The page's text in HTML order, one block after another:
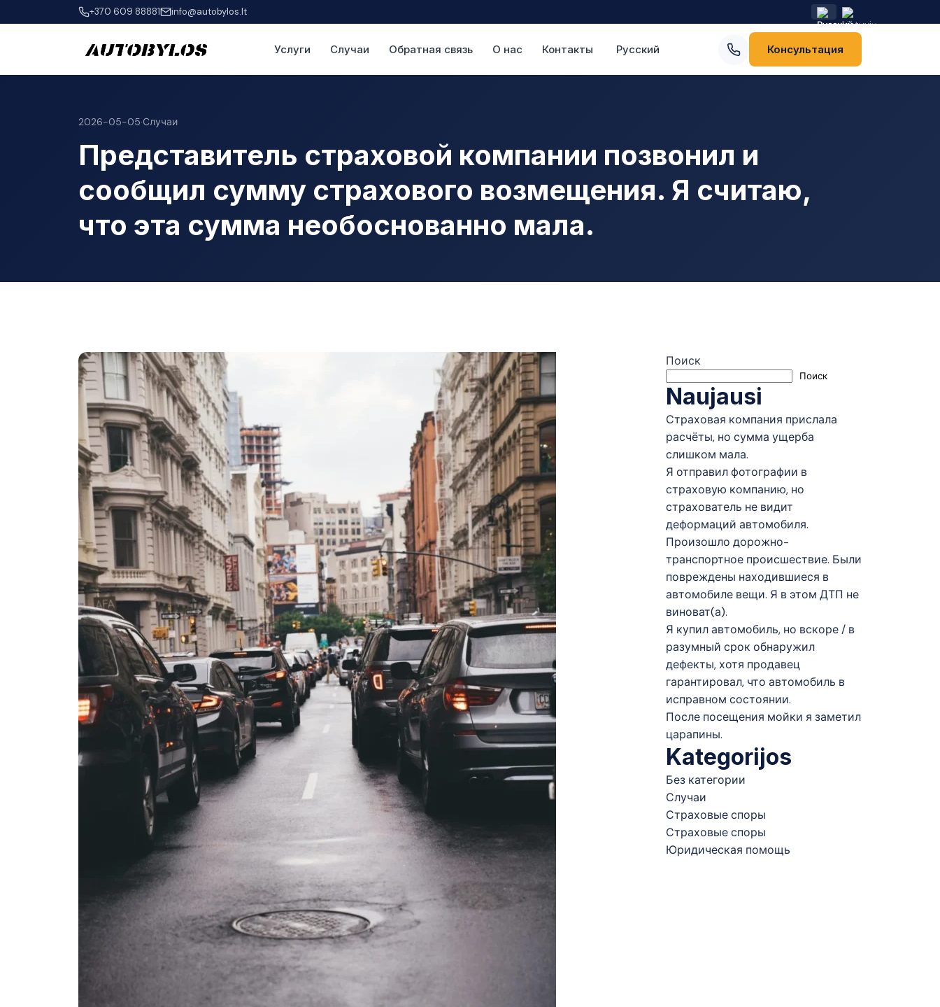
+370 609 88881 info@autobylos.lt
Услуги Случаи Обратная связь О нас Контакты Русский Консультация
2026-05-05·Случаи
Представитель страховой компании позвонил и
сообщил сумму страхового возмещения. Я считаю,
что эта сумма необоснованно мала.
Поиск
Поиск
Naujausi
Страховая компания прислала
расчёты, но сумма ущерба
слишком мала.
Я отправил фотографии в
страховую компанию, но
страхователь не видит
деформаций автомобиля.
Произошло дорожно-
транспортное происшествие. Были
повреждены находившиеся в
автомобиле вещи. Я в этом ДТП не
виноват(а).
Я купил автомобиль, но вскоре / в
разумный срок обнаружил
дефекты, хотя продавец
гарантировал, что автомобиль в
исправном состоянии.
После посещения мойки я заметил
царапины.
Kategorijos
Без категории
Случаи
Страховые споры
Страховые споры
Юридическая помощь